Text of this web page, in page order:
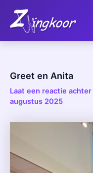
inhoud
Greet en Anita
Laat een reactie achter
augustus 2025
navigatie